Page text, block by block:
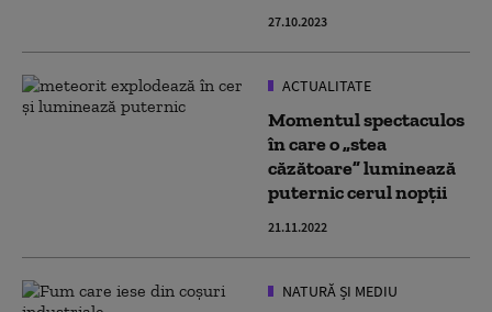
27.10.2023
ACTUALITATE
Momentul spectaculos
în care o „stea
căzătoare” luminează
puternic cerul nopții
21.11.2022
NATURĂ ȘI MEDIU